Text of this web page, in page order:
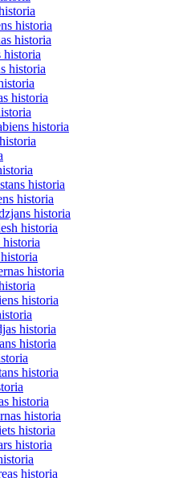
historia
historia
historia
historia
historia
historia
historia
historia
historia
historia
historia
historia
historia
historia
historia
historia
historia
historia
historia
historia